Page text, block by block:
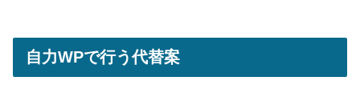
自力WPで行う代替案